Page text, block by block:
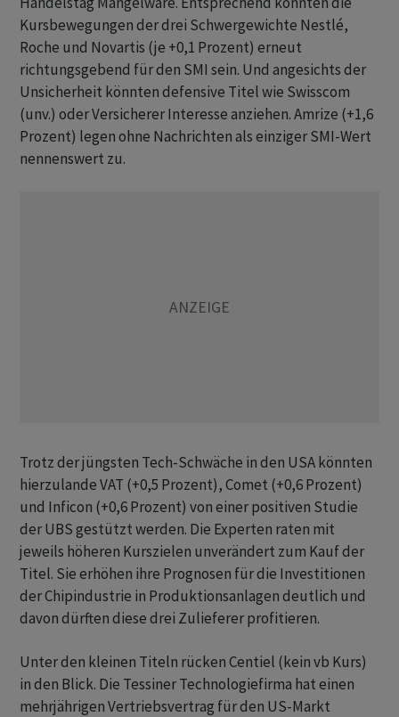
Kursbewegungen der drei Schwergewichte Nestlé,
Roche und Novartis (je +0,1 Prozent) erneut
richtungsgebend für den SMI sein. Und angesichts der
Unsicherheit könnten defensive Titel wie Swisscom
(unv.) oder Versicherer Interesse anziehen. Amrize (+1,6
Prozent) legen ohne Nachrichten als einziger SMI-Wert
nennenswert zu.
Trotz der jüngsten Tech-Schwäche in den USA könnten
hierzulande VAT (+0,5 Prozent), Comet (+0,6 Prozent)
und Inficon (+0,6 Prozent) von einer positiven Studie
der UBS gestützt werden. Die Experten raten mit
jeweils höheren Kurszielen unverändert zum Kauf der
Titel. Sie erhöhen ihre Prognosen für die Investitionen
der Chipindustrie in Produktionsanlagen deutlich und
davon dürften diese drei Zulieferer profitieren.
Unter den kleinen Titeln rücken Centiel (kein vb Kurs)
in den Blick. Die Tessiner Technologiefirma hat einen
mehrjährigen Vertriebsvertrag für den US-Markt